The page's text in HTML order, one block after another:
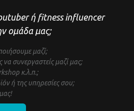
ή fitness influencer
ομάδα μας;
μαζί;
συνεργαστείς μαζί μας;
κ.λ.π.;
ή της υπηρεσίες σου;